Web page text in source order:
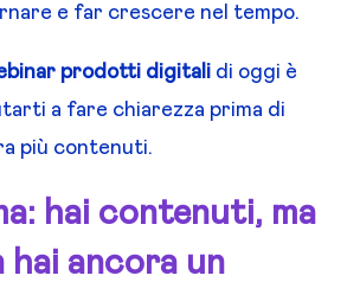
e far crescere nel tempo.
prodotti digitali di oggi è
a fare chiarezza prima di
più contenuti.
hai contenuti, ma
hai ancora un